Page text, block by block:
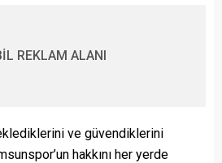
REKLAM ALANI
ve güvendiklerini
hakkını her yerde